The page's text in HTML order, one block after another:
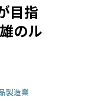
目指
のル
製造業